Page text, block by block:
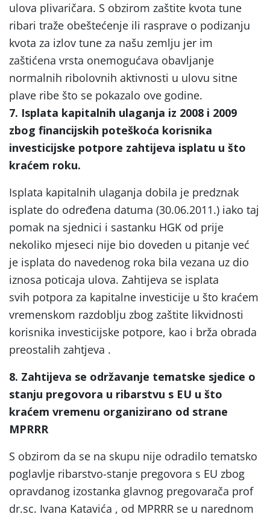
ulova plivaričara. S obzirom zaštite kvota tune
ribari traže obeštećenje ili rasprave o podizanju
kvota za izlov tune za našu zemlju jer im
zaštićena vrsta onemogućava obavljanje
normalnih ribolovnih aktivnosti u ulovu sitne
plave ribe što se pokazalo ove godine.
7. Isplata kapitalnih ulaganja iz 2008 i 2009
zbog financijskih poteškoća korisnika
investicijske potpore zahtijeva isplatu u što
kraćem roku.
Isplata kapitalnih ulaganja dobila je predznak
isplate do određena datuma (30.06.2011.) iako taj
pomak na sjednici i sastanku HGK od prije
nekoliko mjeseci nije bio doveden u pitanje već
je isplata do navedenog roka bila vezana uz dio
iznosa poticaja ulova. Zahtijeva se isplata
svih potpora za kapitalne investicije u što kraćem
vremenskom razdoblju zbog zaštite likvidnosti
korisnika investicijske potpore, kao i brža obrada
preostalih zahtjeva .
8. Zahtijeva se održavanje tematske sjedice o
stanju pregovora u ribarstvu s EU u što
kraćem vremenu organizirano od strane
MPRRR
S obzirom da se na skupu nije odradilo tematsko
poglavlje ribarstvo-stanje pregovora s EU zbog
opravdanog izostanka glavnog pregovarača prof
dr.sc. Ivana Katavića , od MPRRR se u narednom